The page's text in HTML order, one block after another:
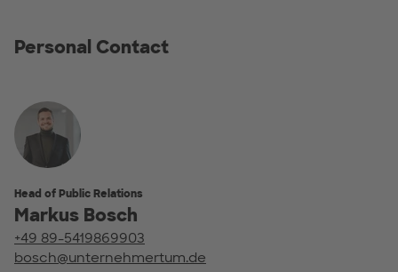
Personal Contact
Head of Public Relations
Markus Bosch
+49 89-5419869903
bosch@unternehmertum.de